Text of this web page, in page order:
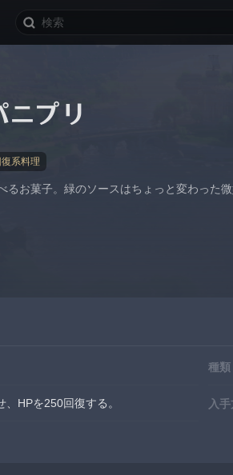
プリ
復系料理
るお菓子。緑のソースはちょっと変わった
種類
HPを250回復する。 入